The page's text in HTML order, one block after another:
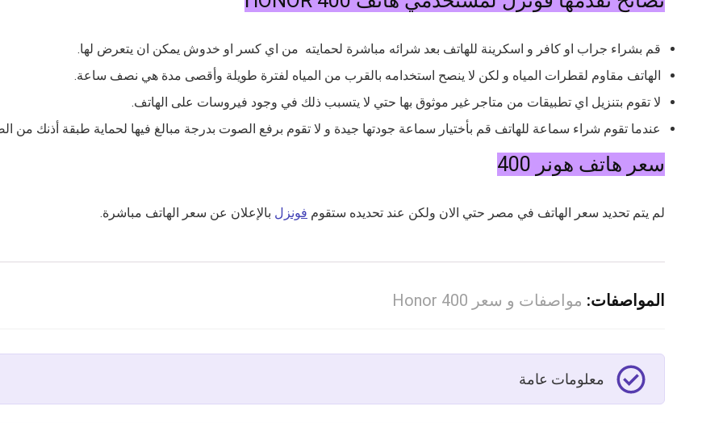
قم بشراء جراب او كافر و اسكرينة للهاتف بعد شرائه مباشرة لحمايته من اي كسر او خدوش يمكن ان يتعرض لها.
الهاتف مقاوم لقطرات المياه و لكن لا ينصح استخدامه بالقرب من المياه لفترة طويلة وأقصى مدة هي نصف ساعة.
لا تقوم بتنزيل اي تطبيقات من متاجر غير موثوق بها حتي لا يتسبب ذلك في وجود فيروسات على الهاتف.
عندما تقوم شراء سماعة للهاتف قم بأختيار سماعة جودتها جيدة و لا تقوم برفع الصوت بدرجة مبالغ فيها لحماية طبقة أذنك من
سعر هاتف هونر 400
لم يتم تحديد سعر الهاتف في مصر حتي الان ولكن عند تحديده ستقوم فونزل بالإعلان عن سعر الهاتف مباشرة.
المواصفات: مواصفات و سعر Honor 400
معلومات عامة